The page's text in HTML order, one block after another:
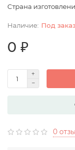
Страна
Под
0 ₽
0